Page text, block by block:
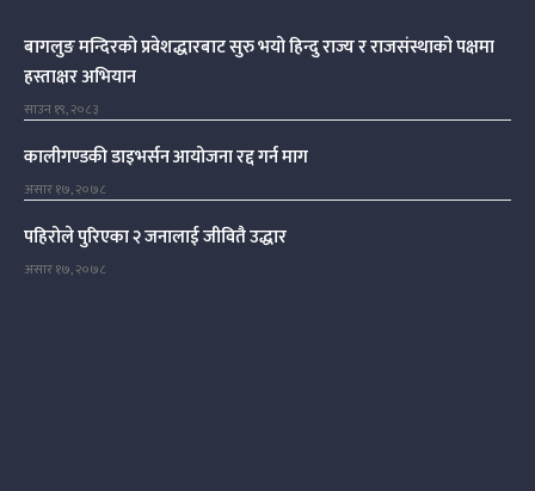
बागलुङ मन्दिरको प्रवेशद्धारबाट सुरु भयो हिन्दु राज्य र राजसंस्थाको पक्षमा
हस्ताक्षर अभियान
साउन १९, २०८३
कालीगण्डकी डाइभर्सन आयोजना रद्द गर्न माग
असार १७, २०७८
पहिरोले पुरिएका २ जनालाई जीवितै उद्धार
असार १७, २०७८